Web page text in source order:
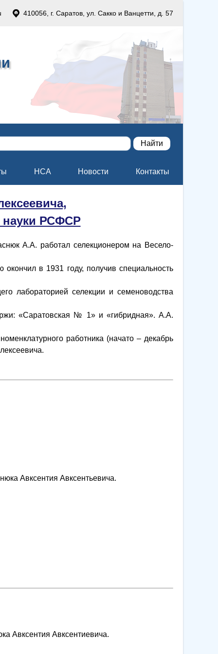
410056, г. Саратов, ул. Сакко и Ванцетти, д. 57
НСА Новости Контакты
науки РСФСР
А.А. работал селекционером на Весело-
в 1931 году, получив специальность
лабораторией селекции и семеноводства
«Саратовская № 1» и «гибридная». А.А.
работника (начато – декабрь
Авксентия Авксентьевича.
Авксентия Авксентиевича.